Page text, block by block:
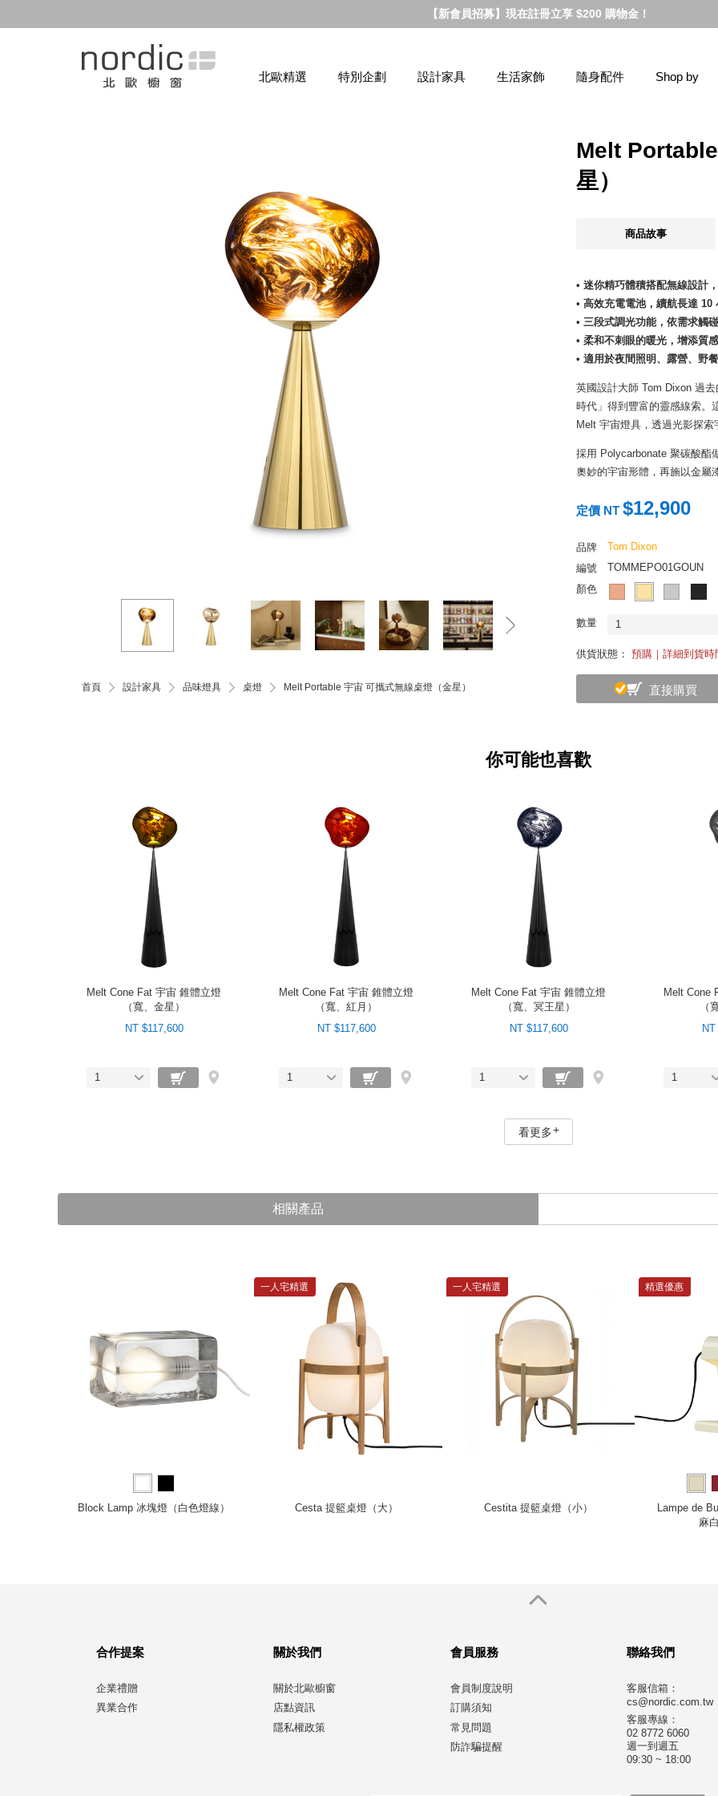
【新會員招募】現在註冊立享 $200 購物金！
北歐精選 特別企劃 設計家具 生活家飾 隨身配件 Shop by
首頁 設計家具 品味燈具 桌燈 Melt Portable 宇宙 可攜式無線桌燈（金星）
Melt
星）
商品故事
• 迷你精巧體積搭配無線設計
• 高效充電電池，續航長達 10
• 三段式調光功能，依需求觸
• 柔和不刺眼的暖光，增添質
• 適用於夜間照明、露營、野
英國設計大師 Tom Dixon 過
時代」得到豐富的靈感線索
Melt 宇宙燈具，透過光影探
採用 Polycarbonate 聚碳酸酯
奧妙的宇宙形體，再施以金屬
形塑了各種奇異的球狀燈罩之
一盞迷人的桌燈，不僅能妝點
為它只是單純的鏡面金屬球；
光暈，使眼底盡顯光芒妙不可
定價 NT $12,900
品牌
Tom Dixon
編號
TOMMEPO01GOUN
顏色
數量 1
供貨狀態： 預購｜詳細到貨時
直接購買
你可能也喜歡
Melt Cone Fat 宇宙 錐體立燈
（寬、金星）
NT $117,600
1
Melt Cone Fat 宇宙 錐體立燈
（寬、紅月）
NT $117,600
1
Melt Cone Fat 宇宙 錐體立燈
（寬、冥王星）
NT $117,600
1
Melt Cone
（
NT
1
看更多
相關產品
Block Lamp 冰塊燈（白色燈線）
一人宅精選
Cesta 提籃桌燈（大）
一人宅精選
Cestita 提籃桌燈（小）
精選優惠
Lampe de
麻
合作提案
企業禮贈
異業合作
關於我們
關於北歐櫥窗
店點資訊
隱私權政策
會員服務
會員制度說明
訂購須知
常見問題
防詐騙提醒
聯絡我們
客服信箱：
cs@nordic.com.tw
客服專線：
02 8772 6060
週一到週五
09:30 ~ 18:00